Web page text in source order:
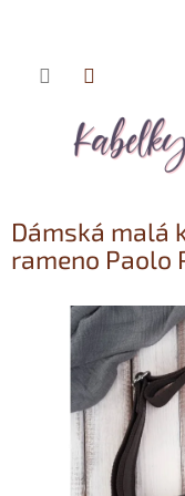
Přejít
Dámská malá
rameno Paolo